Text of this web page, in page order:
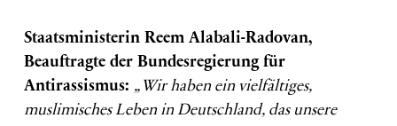
Staatsministerin Reem Alabali-Radovan,
Beauftragte der Bundesregierung für
Antirassismus: „Wir haben ein vielfältiges,
muslimisches Leben in Deutschland, das unsere